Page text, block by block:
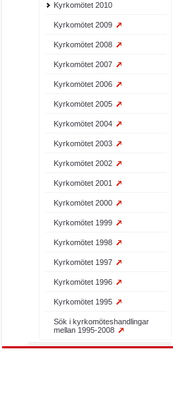
Kyrkomötet 2010
Kyrkomötet 2009
Kyrkomötet 2008
Kyrkomötet 2007
Kyrkomötet 2006
Kyrkomötet 2005
Kyrkomötet 2004
Kyrkomötet 2003
Kyrkomötet 2002
Kyrkomötet 2001
Kyrkomötet 2000
Kyrkomötet 1999
Kyrkomötet 1998
Kyrkomötet 1997
Kyrkomötet 1996
Kyrkomötet 1995
Sök i kyrkomöteshandlingar
mellan 1995-2008